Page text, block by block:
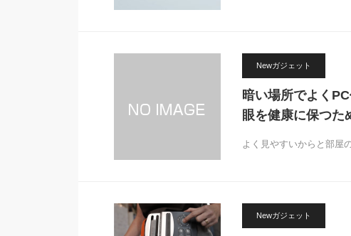
Newガジェット
暗い場所でよく
眼を健康に保つ
よく見やすいからと部屋
Newガジェット